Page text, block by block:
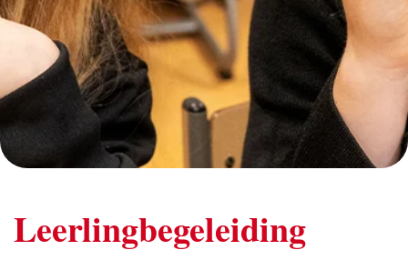
Leerlingbegeleiding